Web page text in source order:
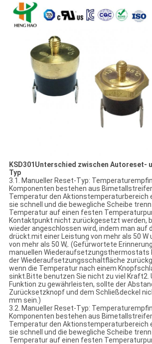
KSD301 Unterschied zwischen Autoreset-
Typ
3.1. Manueller Reset-Typ:
Komponenten bestehen aus
Temperatur den Aktionstemperaturbereich
sie schnell und die bewegliche Scheibe
Temperatur auf einen festen
Kontaktpunkt nicht zurückgesetzt werden,
wieder angeschlossen wird, indem man auf
drückt.mit einer Leistung von mehr als 50 W
von mehr als 50 W,. (Gefürwortete
manuellen Wiederaufsetzungsthermostats
der Wiederaufsetzungsschaltfläche
wenn die Temperatur nach einem
sinkt.Bitte benutzen Sie nicht zu viel Kraft2.
Funktion zu gewährleisten, sollte der
Zurücksetzknopf und dem Schließdeckel
mm sein.)
3.2. Manueller Reset-Typ:
Komponenten bestehen aus
Temperatur den Aktionstemperaturbereich
sie schnell und die bewegliche Scheibe
Temperatur auf einen festen